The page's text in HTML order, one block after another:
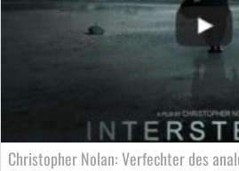
Christopher Nolan: Verfechter des